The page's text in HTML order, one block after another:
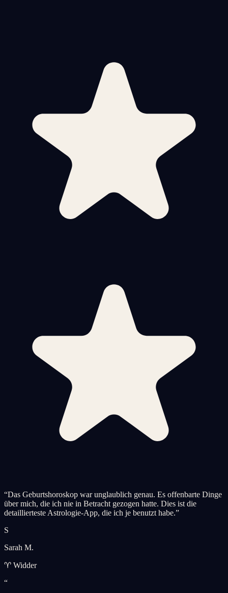
“Das Geburtshoroskop war unglaublich genau. Es offenbarte Dinge
über mich, die ich nie in Betracht gezogen hatte. Dies ist die
detaillierteste Astrologie-App, die ich je benutzt habe.”
S
Sarah M.
♈ Widder
“